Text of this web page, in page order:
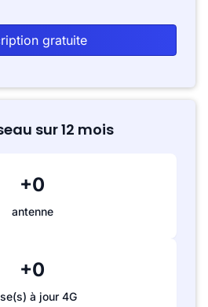
gratuite
sur 12 mois
+0
antenne
+0
à jour 4G